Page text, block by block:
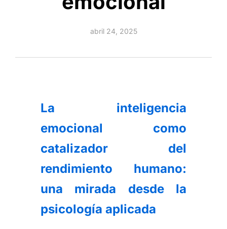
abril 24, 2025
La inteligencia
emocional como
catalizador del
rendimiento humano:
una mirada desde la
psicología aplicada